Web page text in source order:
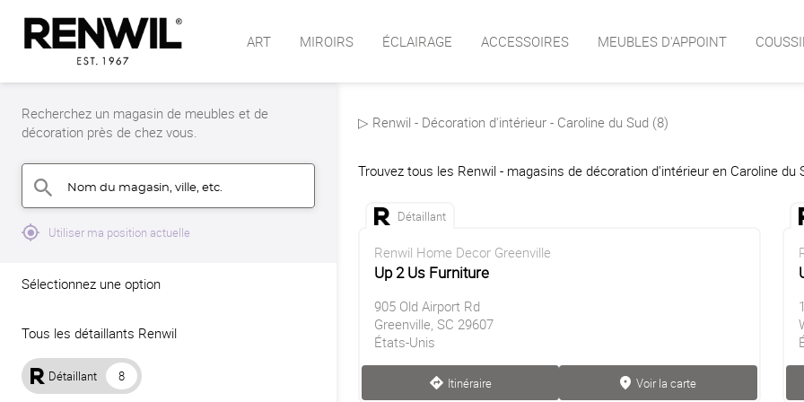
ART MIROIRS ÉCLAIRAGE ACCESSOIRES MEUBLES D'APPOINT
Recherchez un magasin de meubles et de
décoration près de chez vous.
search Nom du magasin, ville, etc.
mylocation Utiliser ma position actuelle
Sélectionnez une option
Tous les détaillants Renwil
8
Détaillant
▷ Renwil - Décoration d'intérieur - Caroline du Sud (8)
Trouvez tous les Renwil - magasins de décoration d'intérieur en Caroline du
Détaillant
Renwil Home Decor Greenville
Up 2 Us Furniture
905 Old Airport Rd
Greenville, SC 29607
États-Unis
direction Itinéraire marker Voir la carte